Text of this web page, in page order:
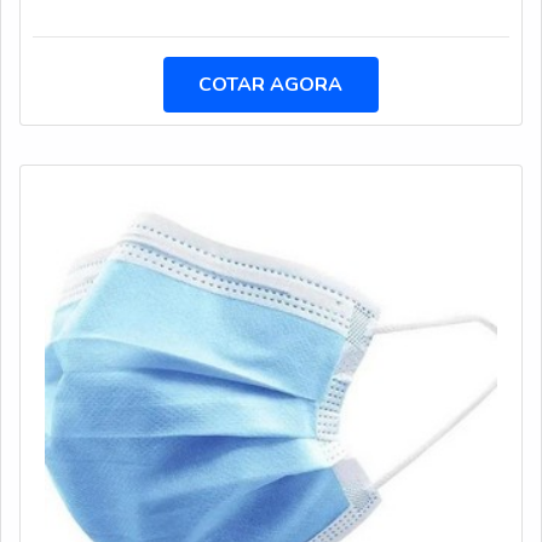
geração.GARANTIA E ASSERTIVIDADE NO
SEGMENTOSomente na T & A Transportes tem o que
há de melhor no ramo de locação de máquinas pesadas.
de rota de inspeção e treinamento de planejamento e
comprometida com seus serviços e uma empresa
inovadora, qualificações construídas por focar suas ações
no resultado final, tendo escritório de alta qualidade
onde são realizadas as atividades e sala de treinamento
com materiais sofisticados. Tudo isso, somado a uma
equipe multidisciplinar de consultores associados e
profissionais qualificados, garante uma entrega de
excelência de ponta a ponta.
GRANALHAQuem precisa de jateamento abrasivo com
Iris Manutenção. A empresa trabalha com jateamento
abrasivo e pintura de tubulações industriais, visando
granalha, deve-se descartar empresas que não tenham
produtos e serviços com ótima qualidade e proteção,
detalhes que passam despercebidos e podem gerar
prejuízo futuros para os clientes.É importante lembrar
que o serviço deve sempre ser prestado por empresas
especializadas no segmento. Esse tipo de cuidado ajuda
a garantir a qualidade e assertividade do serviço, além
de evitar prejuízos com imprevistos e execuções mal
elaboradas. Assim, é possível poupar gastos
desnecessários.Existem diversos motivos para a Arco
Iris Manutenção ter se tornado destaque quando
pensamos em uma empresa que entrega confiança e
COTAR AGORA